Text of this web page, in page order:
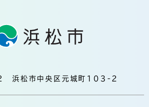
松市中央区元城町103-2